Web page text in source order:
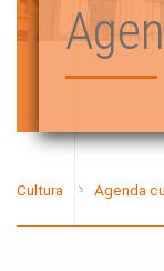
Cultura Agenda